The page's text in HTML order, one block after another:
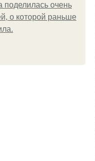
поделилась очень
о которой раньше